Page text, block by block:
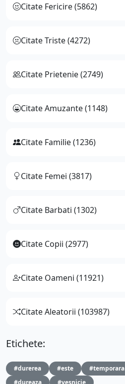
Citate Fericire (5862)
Citate Triste (4272)
Citate Prietenie (2749)
Citate Amuzante (1148)
Citate Familie (1236)
Citate Femei (3817)
Citate Barbati (1302)
Citate Copii (2977)
Citate Oameni (11921)
Citate Aleatorii (103987)
Etichete:
#durerea #este #temporara
#dureaza
#vesnicie